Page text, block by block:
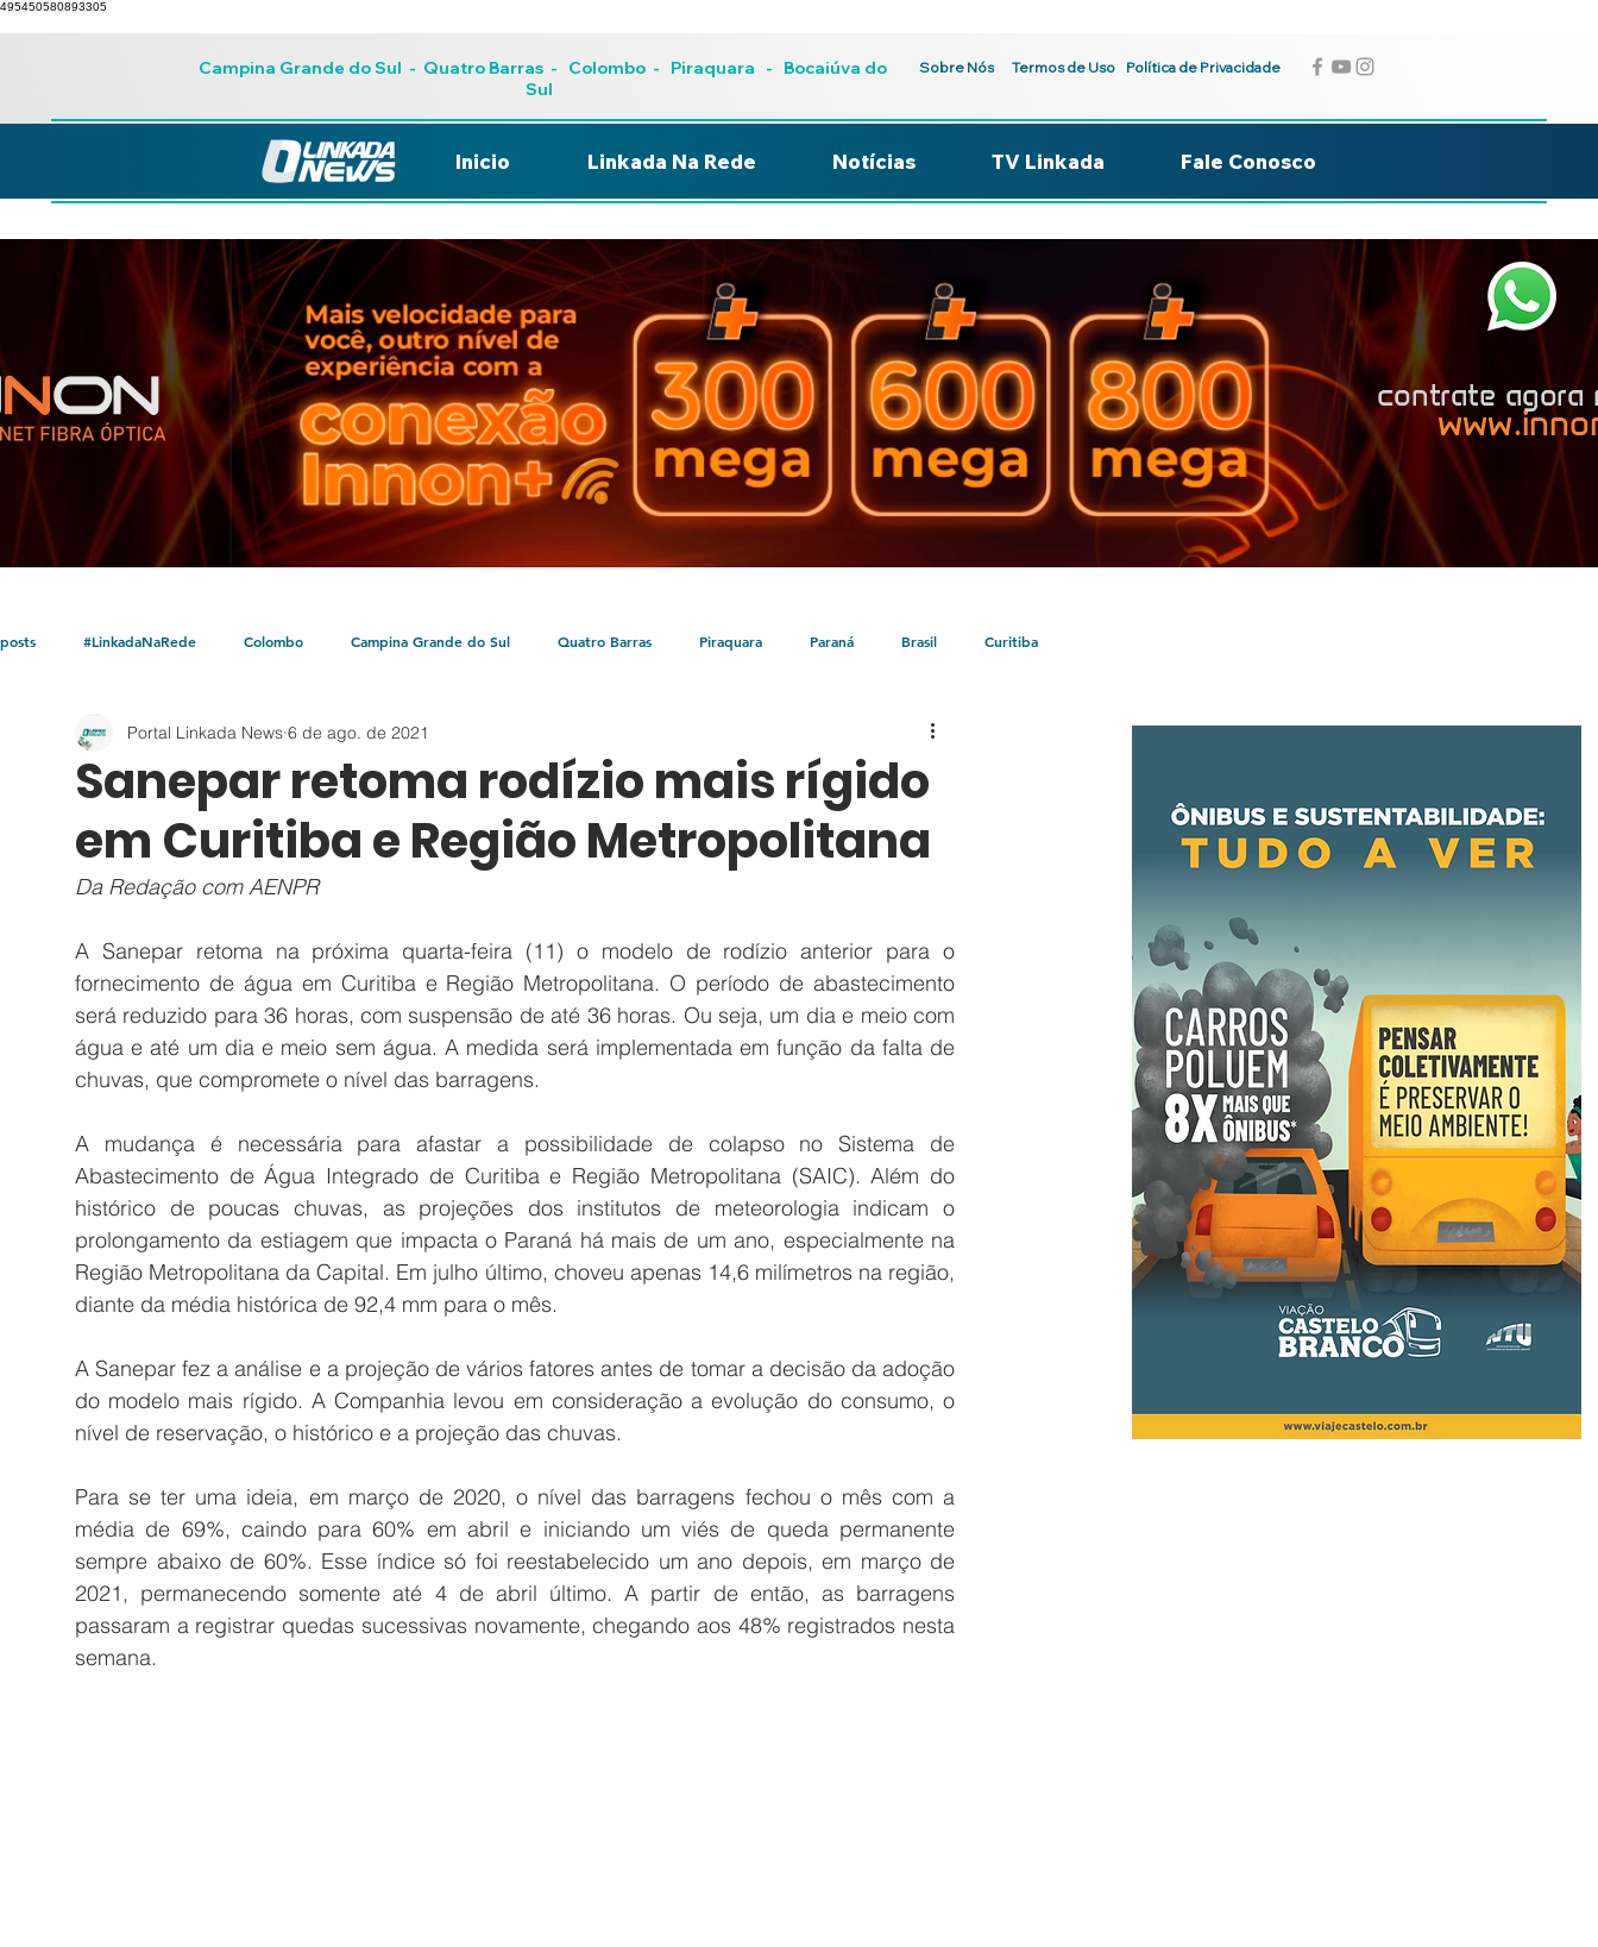
495450580893305
Campina Grande do Sul - Quatro Barras- Colombo- Piraquara - Bocaiúva do
Sul
Sobre Nós Termos de Uso Política de Privacidade
Inicio Linkada Na Rede Notícias TV Linkada Fale Conosco
#LinkadaNaRede Colombo Campina Grande do Sul Quatro Barras Piraquara Paraná Brasil Curitiba
Policial Bocaiúva do Sul Litoral
Sanepar retoma rodízio mais rígido
em Curitiba e Região Metropolitana
Portal Linkada News 6 de ago. de 2021
Da Redação com AENPR
A Sanepar retoma na próxima quarta-feira (11) o modelo de rodízio anterior para o
fornecimento de água em Curitiba e Região Metropolitana. O período de abastecimento
será reduzido para 36 horas, com suspensão de até 36 horas. Ou seja, um dia e meio com
água e até um dia e meio sem água. A medida será implementada em função da falta de
chuvas, que compromete o nível das barragens.
A mudança é necessária para afastar a possibilidade de colapso no Sistema de
Abastecimento de Água Integrado de Curitiba e Região Metropolitana (SAIC). Além do
histórico de poucas chuvas, as projeções dos institutos de meteorologia indicam o
prolongamento da estiagem que impacta o Paraná há mais de um ano, especialmente na
Região Metropolitana da Capital. Em julho último, choveu apenas 14,6 milímetros na região,
diante da média histórica de 92,4 mm para o mês.
A Sanepar fez a análise e a projeção de vários fatores antes de tomar a decisão da adoção
do modelo mais rígido. A Companhia levou em consideração a evolução do consumo, o
nível de reservação, o histórico e a projeção das chuvas.
Para se ter uma ideia, em março de 2020, o nível das barragens fechou o mês com a
média de 69%, caindo para 60% em abril e iniciando um viés de queda permanente
sempre abaixo de 60%. Esse índice só foi reestabelecido um ano depois, em março de
2021, permanecendo somente até 4 de abril último. A partir de então, as barragens
passaram a registrar quedas sucessivas novamente, chegando aos 48% registrados nesta
semana.